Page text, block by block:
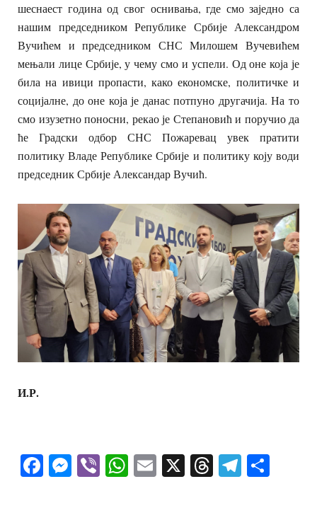
шеснаест година од свог оснивања, где смо заједно са
нашим председником Републике Србије Александром
Вучићем и председником СНС Милошем Вучевићем
мењали лице Србије, у чему смо и успели. Од оне која је
била на ивици пропасти, како економске, политичке и
социјалне, до оне која је данас потпуно другачија. На то
смо изузетно поносни, рекао је Степановић и поручио да
ће Градски одбор СНС Пожаревац увек пратити
политику Владе Републике Србије и политику коју води
председник Србије Александар Вучић.
И.Р.
Facebook
Messenger
ViberWhatsApp
Email
X Threads